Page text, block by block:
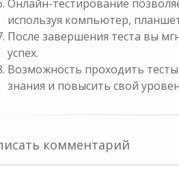
Онлайн-тестирование
используя компьютер,
После завершения теста вы
успех.
Возможность проходить
знания и повысить свой
комментарий